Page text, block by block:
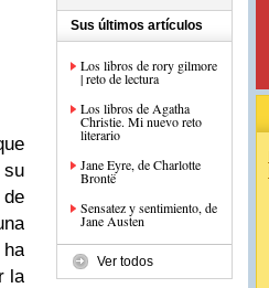
la
Sus últimos artículos
Los libros de rory gilmore
| reto de lectura
Los libros de Agatha
Christie. Mi nuevo reto
literario
Jane Eyre, de Charlotte
Brontë
Sensatez y sentimiento, de
Jane Austen
Ver todos